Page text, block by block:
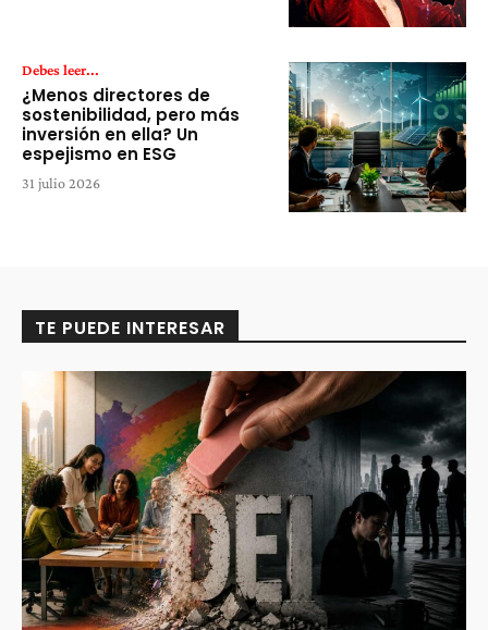
Debes leer...
¿Menos directores de
sostenibilidad, pero más
inversión en ella? Un
espejismo en ESG
31 julio 2026
TE PUEDE INTERESAR